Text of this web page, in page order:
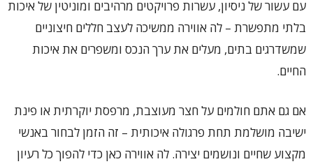
עם עשור של ניסיון, עשרות פרויקטים מרהיבים ומוניטין של איכות
בלתי מתפשרת – לה אווירה ממשיכה לעצב חללים חיצוניים
שמשדרגים בתים, מעלים את ערך הנכס ומשפרים את איכות
החיים.
אם גם אתם חולמים על חצר מעוצבת, מרפסת יוקרתית או פינת
ישיבה מושלמת תחת פרגולה איכותית – זה הזמן לבחור באנשי
מקצוע שחיים ונושמים יצירה. לה אווירה כאן כדי להפוך כל רעיון